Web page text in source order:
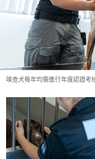
嗅查犬每年均需進行年度認證考